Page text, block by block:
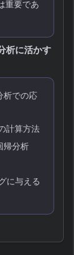
重要であ
析に活かす
析での応
計算方法
帰分析
に与える